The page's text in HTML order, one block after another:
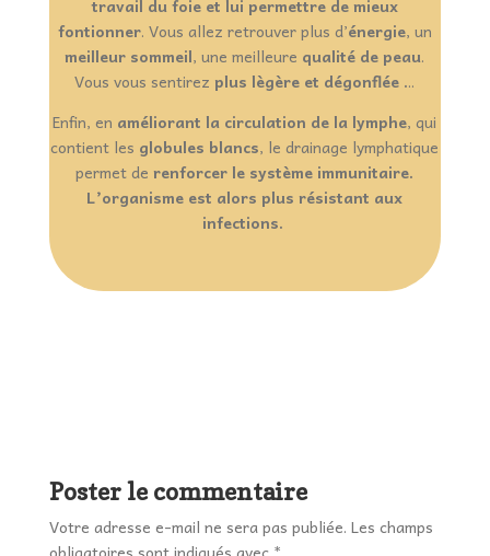
travail du foie et lui permettre de mieux
fontionner. Vous allez retrouver plus d’énergie, un
meilleur sommeil, une meilleure qualité de peau.
Vous vous sentirez plus lègère et dégonflée ...
Enfin, en améliorant la circulation de la lymphe, qui
contient les globules blancs, le drainage lymphatique
permet derenforcer le système immunitaire.
L’organisme est alors plus résistant aux
infections.
Poster le commentaire
Votre adresse e-mail ne sera pas publiée. Les champs